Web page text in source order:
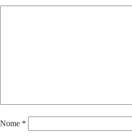
Nome *